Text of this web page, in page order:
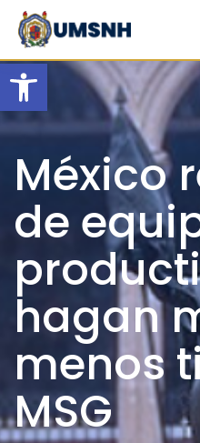
Open toolbar
Skip
content
México
de
hagan
menos
MSG